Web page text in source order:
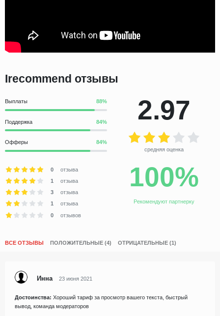
Irecommend отзывы
Выплаты
Поддержка
Офферы
2.97
средняя оценка
0
отзыва
1
отзыва
3
отзыва
1
отзыва
0
отзывов
100%
Рекомендуют партнерку
ВСЕ ОТЗЫВЫ ПОЛОЖИТЕЛЬНЫЕ (4) ОТРИЦАТЕЛЬНЫЕ (1)
Инна 23 июня 2021
Достоинства: Хороший тариф за просмотр вашего текста, быстрый
вывод, команда модераторов